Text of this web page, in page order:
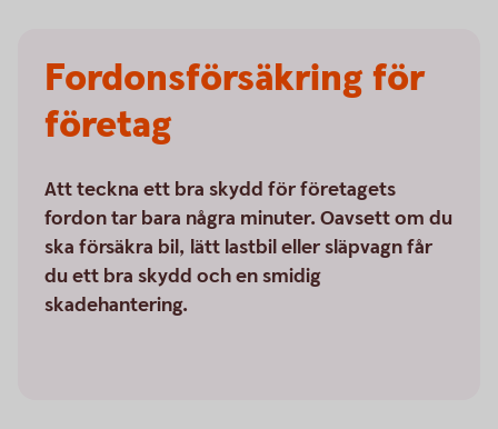
Fordonsförsäkring för
företag
Att teckna ett bra skydd för företagets
fordon tar bara några minuter. Oavsett om du
ska försäkra bil, lätt lastbil eller släpvagn får
du ett bra skydd och en smidig
skadehantering.